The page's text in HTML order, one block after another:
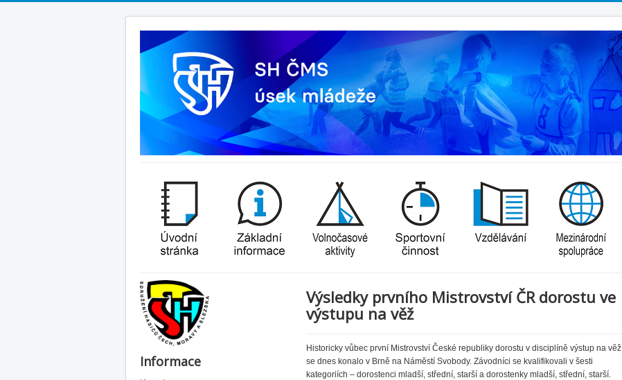
Informace
Výsledky prvního Mistrovství ČR dorostu ve
výstupu na věž
Historicky vůbec první Mistrovství České republiky dorostu v disciplíně výstup na věž
se dnes konalo v Brně na Náměstí Svobody. Závodníci se kvalifikovali v šesti
kategoriích – dorostenci mladší, střední, starší a dorostenky mladší, střední, starší.